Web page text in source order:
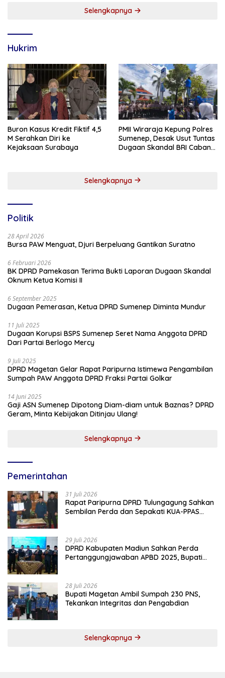
Selengkapnya
Hukrim
Buron Kasus Kredit Fiktif 4,5
M Serahkan Diri ke
Kejaksaan Surabaya
PMII Wiraraja Kepung Polres
Sumenep, Desak Usut Tuntas
Dugaan Skandal BRI Cabang
Selengkapnya
Politik
28 April 2026
Bursa PAW Menguat, Djuri Berpeluang Gantikan Suratno
6 Februari 2026
BK DPRD Pamekasan Terima Bukti Laporan Dugaan Skandal
Oknum Ketua Komisi II
6 September 2025
Dugaan Pemerasan, Ketua DPRD Sumenep Diminta Mundur
11 Juli 2025
Dugaan Korupsi BSPS Sumenep Seret Nama Anggota DPRD
Dari Partai Berlogo Mercy
9 Juli 2025
DPRD Magetan Gelar Rapat Paripurna Istimewa Pengambilan
Sumpah PAW Anggota DPRD Fraksi Partai Golkar
14 Juni 2025
Gaji ASN Sumenep Dipotong Diam-diam untuk Baznas? DPRD
Geram, Minta Kebijakan Ditinjau Ulang!
Selengkapnya
Pemerintahan
31 Juli 2026
Rapat Paripurna DPRD Tulungagung Sahkan
Sembilan Perda dan Sepakati KUA-PPAS
29 Juli 2026
DPRD Kabupaten Madiun Sahkan Perda
Pertanggungjawaban APBD 2025, Bupati
28 Juli 2026
Bupati Magetan Ambil Sumpah 230 PNS,
Tekankan Integritas dan Pengabdian
Selengkapnya